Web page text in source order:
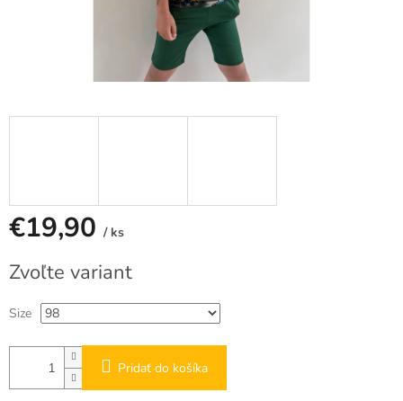
€19,90 / ks
cena:
Zvoľte variant
Size
Pridať do košíka